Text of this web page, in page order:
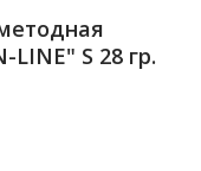
LINE" S 28 гр.